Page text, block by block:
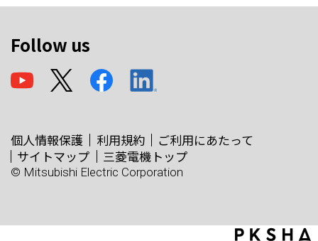
Follow us
個人情報保護 利用規約
ご利用にあたって
サイトマップ
三菱電機トップ
© Mitsubishi Electric Corporation